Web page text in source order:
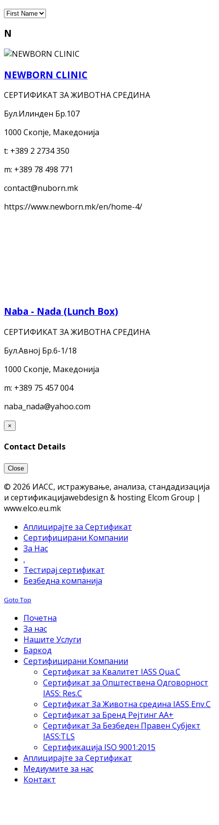
N
NEWBORN CLINIC
СЕРТИФИКАТ ЗА ЖИВОТНА СРЕДИНА
Бул.Илинден Бр.107
1000 Скопје, Македонија
t: +389 2 2734 350
m: +389 78 498 771
contact@nuborn.mk
https://www.newborn.mk/en/home-4/
Naba - Nada (Lunch Box)
СЕРТИФИКАТ ЗА ЖИВОТНА СРЕДИНА
Бул.Авној Бр.6-1/18
1000 Скопје, Македонија
m: +389 75 457 004
naba_nada@yahoo.com
×
Contact Details
Close
© 2026 ИАСС, истражување, анализа, стандадизација
и сертификацијаwebdesign & hosting Elcom Group |
www.elco.eu.mk
Аплицирајте за Сертификат
Сертифицирани Компании
За Нас
.
Тестирај сертификат
Безбедна компанија
Goto Top
Почетна
За нас
Нашите Услуги
Баркод
Сертифицирани Компании
Сертификат за Квалитет IASS Qua.C
Сертификат за Општествена Одговорност
IASS: Res.C
Сертификат За Животна средина IASS Env.C
Сертификат за Бренд Рејтинг АА+
Сертификат За Безбеден Правен Субјект
IASS:TLS
Сертификација ISO 9001:2015
Аплицирајте за Сертификат
Медиумите за нас
Контакт